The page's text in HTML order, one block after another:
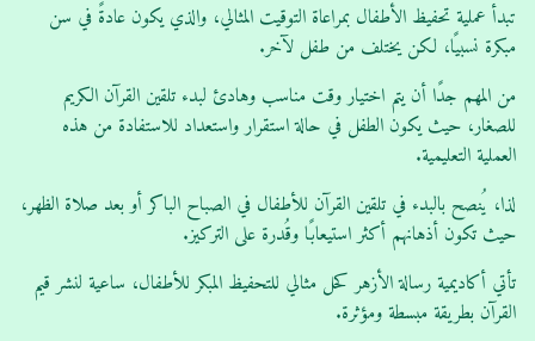
تبدأ عملية تحفيظ الأطفال بمراعاة التوقيت المثالي، والذي يكون عادةً في سن
مبكرة نسبيًا، لكن يختلف من طفل لآخر.
من المهم جدًا أن يتم اختيار وقت مناسب وهادئ لبدء تلقين القرآن الكريم
للصغار، حيث يكون الطفل في حالة استقرار واستعداد للاستفادة من هذه
العملية التعليمية.
لذا، يُنصح بالبدء في تلقين القرآن للأطفال في الصباح الباكر أو بعد صلاة الظهر،
حيث تكون أذهانهم أكثر استيعابًا وقُدرة على التركيز.
تأتي أكاديمية رسالة الأزهر كحل مثالي للتحفيظ المبكر للأطفال، ساعية لنشر قيم
القرآن بطريقة مبسطة ومؤثرة.